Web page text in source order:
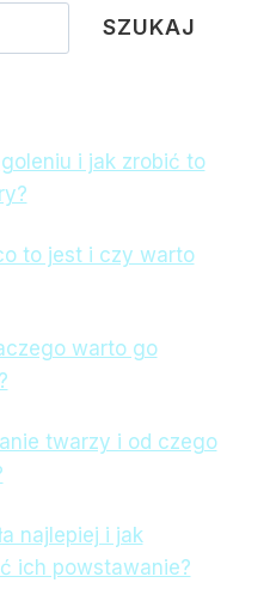
SZUKAJ
i jak zrobić to
to jest i czy warto
warto go
twarzy i od czego
najlepiej i jak
ich powstawanie?